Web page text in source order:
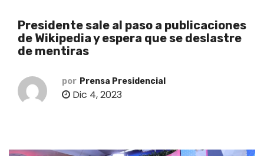
Presidente sale al paso a publicaciones
de Wikipedia y espera que se deslastre
de mentiras
por Prensa Presidencial
Dic 4, 2023